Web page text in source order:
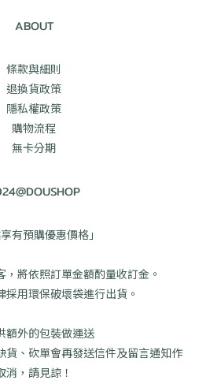
ABOUT
條款與細則
退換貨政策
隱私權政策
購物流程
無卡分期
享有預購優惠價格」
將依照訂單金額酌量收訂金。
採用環保破壞袋進行出貨。
額外的包裝做運送
貨、砍單會再發送信件及留言通知作
消，請見諒！